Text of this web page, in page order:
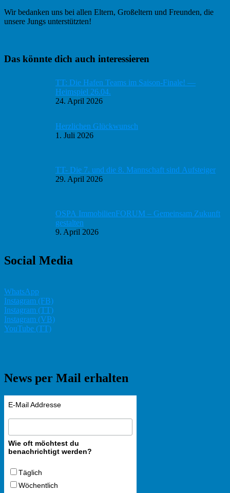
Wir bedanken uns bei allen Eltern, Großeltern und Freunden, die
unsere Jungs unterstützten!
Haupt-
Das könnte dich auch interessieren
TT: Die Hafen Teams im Saison-Finale! —
Heimspiel 26.04.
24. April 2026
Herzlichen Glückwunsch
1. Juli 2026
TT- Die 7. und die 8. Mannschaft sind Aufsteiger
29. April 2026
OSPA ImmobilienFORUM – Gemeinsam Zukunft
gestalten
9. April 2026
Social Media
WhatsApp
Instagram (FB)
Instagram (TT)
Instagram (VB)
YouTube (TT)
News per Mail erhalten
E-Mail Addresse
Wie oft möchtest du
benachrichtigt werden?
Täglich
Wöchentlich